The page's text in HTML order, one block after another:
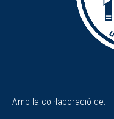
Amb la col·laboració de: